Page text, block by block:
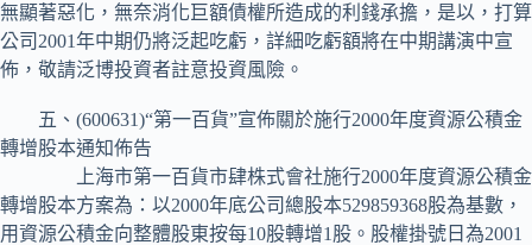
無顯著惡化，無奈消化巨額債權所造成的利錢承擔，是以，打算
公司2001年中期仍將泛起吃虧，詳細吃虧額將在中期講演中宣
佈，敬請泛博投資者註意投資風險。
五、(600631)“第一百貨”宣佈關於施行2000年度資源公積金
轉增股本通知佈告
上海市第一百貨市肆株式會社施行2000年度資源公積金
轉增股本方案為：以2000年底公司總股本529859368股為基數，
用資源公積金向整體股東按每10股轉增1股。股權掛號日為2001